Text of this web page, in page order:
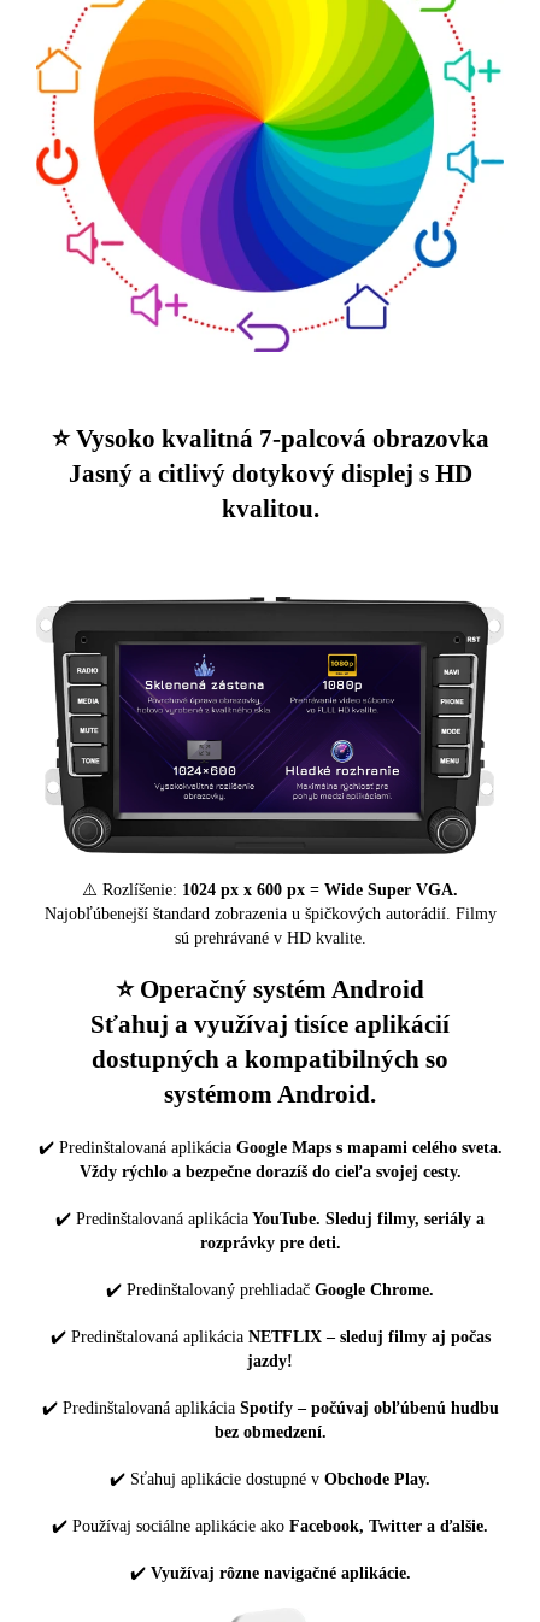
⭐️ Vysoko kvalitná 7-palcová obrazovka
Jasný a citlivý dotykový displej s HD
kvalitou.
⚠️ Rozlíšenie: 1024 px x 600 px = Wide Super VGA.
Najobľúbenejší štandard zobrazenia u špičkových autorádií. Filmy
sú prehrávané v HD kvalite.
⭐️ Operačný systém Android
Sťahuj a využívaj tisíce aplikácií
dostupných a kompatibilných so
systémom Android.
✔️ Predinštalovaná aplikácia Google Maps s mapami celého sveta.
Vždy rýchlo a bezpečne dorazíš do cieľa svojej cesty.
✔️ Predinštalovaná aplikácia YouTube. Sleduj filmy, seriály a
rozprávky pre deti.
✔️ Predinštalovaný prehliadač Google Chrome.
✔️ Predinštalovaná aplikácia NETFLIX – sleduj filmy aj počas
jazdy!
✔️ Predinštalovaná aplikácia Spotify – počúvaj obľúbenú hudbu
bez obmedzení.
✔️ Sťahuj aplikácie dostupné v Obchode Play.
✔️ Používaj sociálne aplikácie ako Facebook, Twitter a ďalšie.
✔️ Využívaj rôzne navigačné aplikácie.